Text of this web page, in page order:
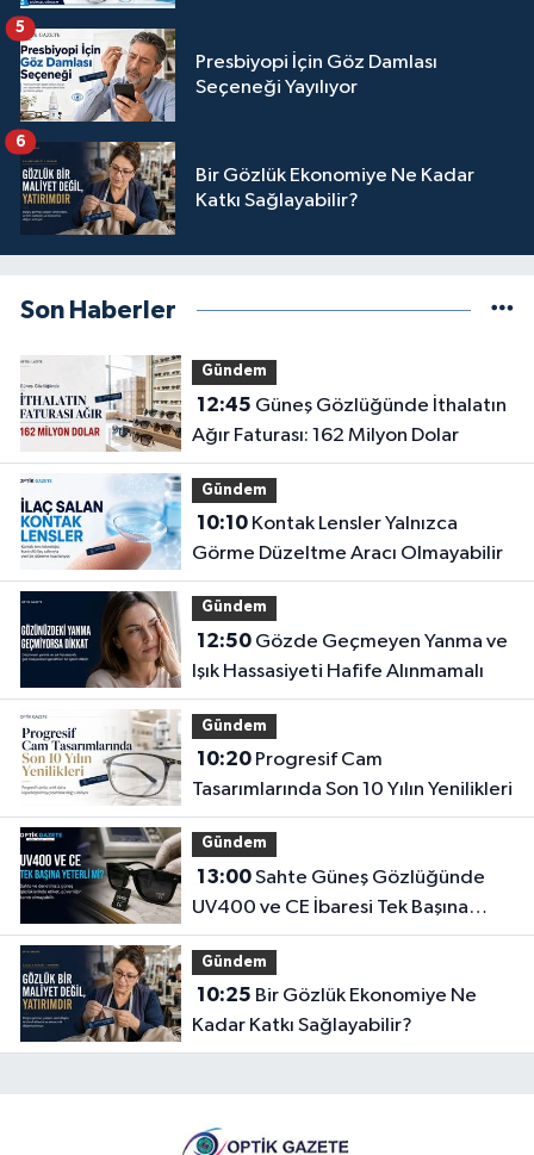
Presbiyopi İçin Göz Damlası
Seçeneği Yayılıyor
5
Bir Gözlük Ekonomiye Ne Kadar
Katkı Sağlayabilir?
6
Son Haberler
Gündem
12:45
Ağır Faturası: 162 Milyon Dolar
Gündem
10:10Kontak Lensler Yalnızca
Görme Düzeltme Aracı Olmayabilir
Gündem
12:50Gözde Geçmeyen Yanma ve
Işık Hassasiyeti Hafife Alınmamalı
Gündem
10:20Progresif Cam
Tasarımlarında Son 10 Yılın Yenilikleri
Gündem
13:00Sahte Güneş Gözlüğünde
UV400 ve CE İbaresi Tek Başına
Yeterli mi?
Gündem
10:25
Kadar Katkı Sağlayabilir?